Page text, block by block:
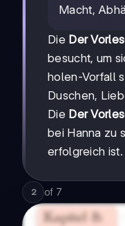
Macht,
Die Der
besucht, um
holen-Vorfall
Duschen,
Die Der
bei Hanna zu
erfolgreich
2 of 7